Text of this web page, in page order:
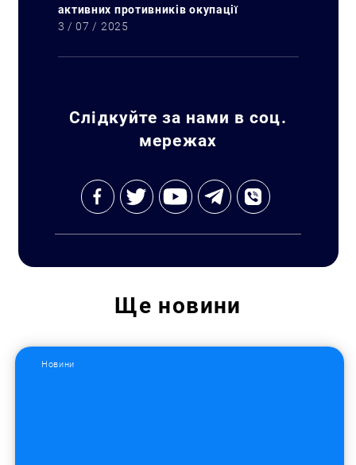
активних противників окупації
3 / 07 / 2025
Слідкуйте за нами в соц.
мережах
Ще новини
Новини